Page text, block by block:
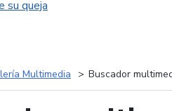
su queja
Multimedia Buscador